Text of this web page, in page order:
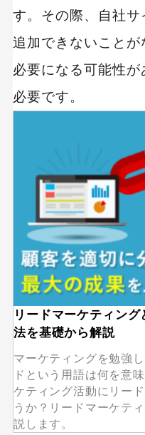
す。その際、自社
追加できないこと
必要になる可能性
必要です。
リードマーケティン
法を基礎から解説
マーケティングを勉強
ドという用語は何を意
ケティング活動にリー
うか？リードマーケテ
説します。